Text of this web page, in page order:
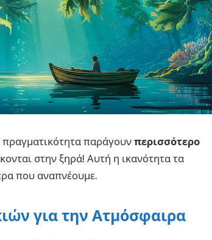
παράγουν περισσότερο
στην ξηρά! Αυτή η ικανότητα τα
που αναπνέουμε.
για την Ατμόσφαιρα